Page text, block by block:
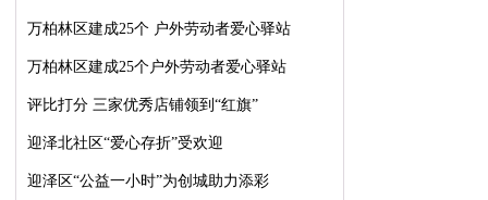
万柏林区建成25个 户外劳动者爱心驿站
万柏林区建成25个户外劳动者爱心驿站
评比打分 三家优秀店铺领到“红旗”
迎泽北社区“爱心存折”受欢迎
迎泽区“公益一小时”为创城助力添彩